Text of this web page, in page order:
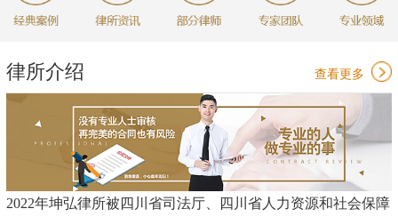
律所介绍 查看更多
2022年坤弘律所被四川省司法厅、四川省人力资源和社会保障